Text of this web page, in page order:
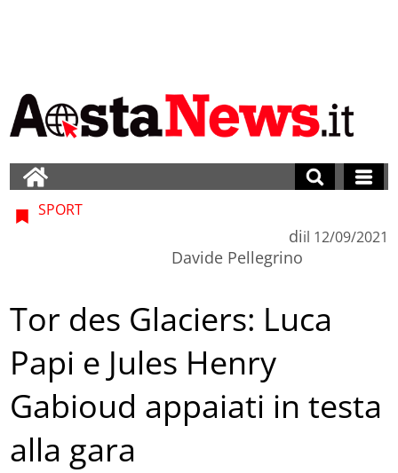
SPORT
di
Davide Pellegrino
il 12/09/2021
Tor des Glaciers: Luca
Papi e Jules Henry
Gabioud appaiati in testa
alla gara